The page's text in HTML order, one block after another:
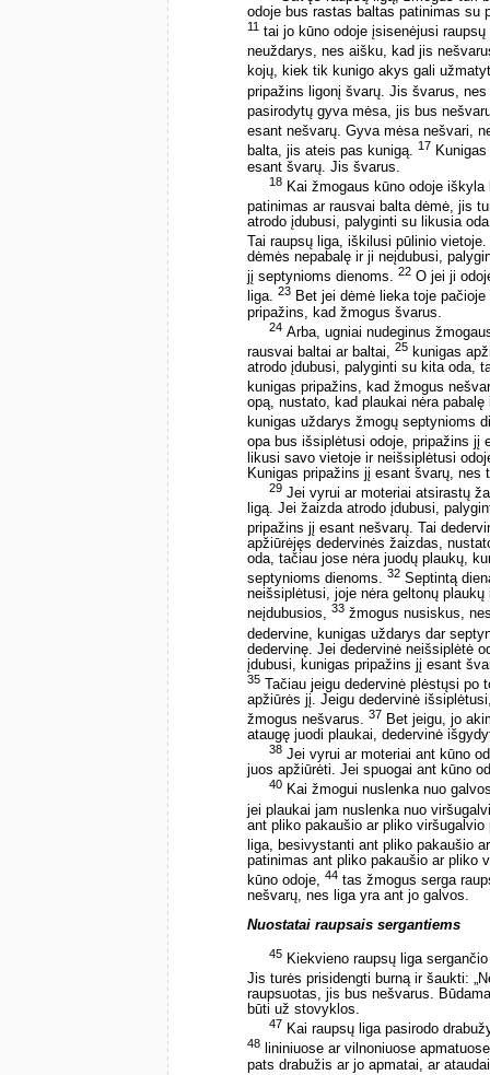
odoje bus rastas baltas patinimas su
11 tai jo kūno odoje įsisenėjusi
neuždarys, nes aišku, kad jis
kojų, kiek tik kunigo akys gali
pripažins ligonį švarų. Jis švarus,
pasirodytų gyva mėsa, jis bus
esant nešvarų. Gyva mėsa nešvari,
balta, jis ateis pas kunigą. 17
esant švarų. Jis švarus.
18 Kai žmogaus kūno odoje
patinimas ar rausvai balta dėmė, jis
atrodo įdubusi, palyginti su likusia
Tai raupsų liga, iškilusi pūlinio vietoje.
dėmės nepabalę ir ji neįdubusi,
jį septynioms dienoms. 22 O jei ji
liga. 23 Bet jei dėmė lieka toje
pripažins, kad žmogus švarus.
24 Arba, ugniai nudeginus
rausvai baltai ar baltai, 25 kunigas
atrodo įdubusi, palyginti su kita oda,
kunigas pripažins, kad žmogus
opą, nustato, kad plaukai nėra
kunigas uždarys žmogų septynioms
opa bus išsiplėtusi odoje, pripažins jį
likusi savo vietoje ir neišsiplėtusi
Kunigas pripažins jį esant švarų, nes
29 Jei vyrui ar moteriai atsirastų
ligą. Jei žaizda atrodo įdubusi,
pripažins jį esant nešvarų. Tai
apžiūrėjęs dedervinės žaizdas,
oda, tačiau jose nėra juodų plaukų,
septynioms dienoms. 32 Septintą
neišsiplėtusi, joje nėra geltonų
neįdubusios, 33 žmogus nusiskus,
dedervine, kunigas uždarys dar
dedervinę. Jei dedervinė neišsiplėtė
įdubusi, kunigas pripažins jį esant
35 Tačiau jeigu dedervinė plėstųsi
apžiūrės jį. Jeigu dedervinė
žmogus nešvarus. 37 Bet jeigu, jo
ataugę juodi plaukai, dedervinė
38 Jei vyrui ar moteriai ant kūno
juos apžiūrėti. Jei spuogai ant kūno
40 Kai žmogui nuslenka nuo
jei plaukai jam nuslenka nuo
ant pliko pakaušio ar pliko
liga, besivystanti ant pliko pakaušio
patinimas ant pliko pakaušio ar pliko
kūno odoje, 44 tas žmogus serga
nešvarų, nes liga yra ant jo galvos.
Nuostatai raupsais sergantiems
45 Kiekvieno raupsų liga
Jis turės prisidengti burną ir šaukti:
raupsuotas, jis bus nešvarus.
būti už stovyklos.
47 Kai raupsų liga pasirodo
48 lininiuose ar vilnoniuose
pats drabužis ar jo apmatai, ar